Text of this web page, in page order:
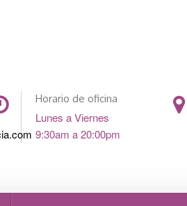
Horario de oficina
Lunes a Viernes
9:30am a 20:00pm